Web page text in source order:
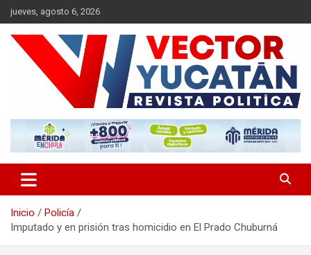
Saltar
al
contenido
jueves, agosto 6, 2026
Vector Yucatán
Inicio
Policía
Imputado y en prisión tras homicidio en El Prado Chuburná